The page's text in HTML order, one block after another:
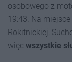
osobowego z
19:43. Na
Rokitnickiej,
więc wszystkie